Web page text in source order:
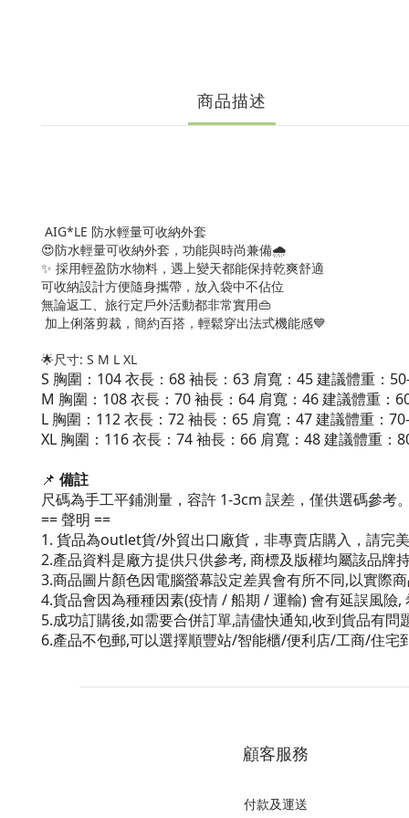
商品描述
AIG*LE 防水輕量可收納外套
😍防水輕量可收納外套，功能與時尚兼備🌧️
✨ 採用輕盈防水物料，遇上變天都能保持乾爽舒適
可收納設計方便隨身攜帶，放入袋中不佔位
無論返工、旅行定戶外活動都非常實用👜
加上俐落剪裁，簡約百搭，輕鬆穿出法式機能感💙
🌟尺寸: S M L XL
S 胸圍：104 衣長：68 袖長：63 肩寬：45 建議體重：
M 胸圍：108 衣長：70 袖長：64 肩寬：46 建議體重：
L 胸圍：112 衣長：72 袖長：65 肩寬：47 建議體重：
XL 胸圍：116 衣長：74 袖長：66 肩寬：48 建議體重：
📌 備註
尺碼為手工平鋪測量，容許 1-3cm 誤差，僅供選碼參考
== 聲明 ==
1. 貨品為outlet貨/外貿出口廠貨，非專賣店購入，請完
2.產品資料是廠方提供只供參考, 商標及版權均屬該品牌
3.商品圖片顏色因電腦螢幕設定差異會有所不同,以實際
4.貨品會因為種種因素(疫情 / 船期 / 運輸) 會有延誤風險,
5.成功訂購後,如需要合併訂單,請儘快通知,收到貨品有
6.產品不包郵,可以選擇順豐站/智能櫃/便利店/工商/住宅
顧客服務
付款及運送